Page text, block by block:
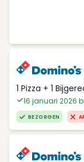
1 Pizza + 1
16 januari 2026
BEZORGEN